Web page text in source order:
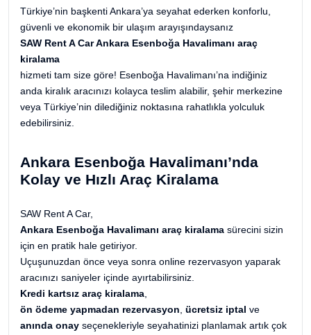
Türkiye’nin başkenti Ankara’ya seyahat ederken konforlu,
güvenli ve ekonomik bir ulaşım arayışındaysanız
SAW Rent A Car Ankara Esenboğa Havalimanı araç
kiralama
hizmeti tam size göre! Esenboğa Havalimanı’na indiğiniz
anda kiralık aracınızı kolayca teslim alabilir, şehir merkezine
veya Türkiye’nin dilediğiniz noktasına rahatlıkla yolculuk
edebilirsiniz.
Ankara Esenboğa Havalimanı’nda
Kolay ve Hızlı Araç Kiralama
SAW Rent A Car,
Ankara Esenboğa Havalimanı araç kiralama sürecini sizin
için en pratik hale getiriyor.
Uçuşunuzdan önce veya sonra online rezervasyon yaparak
aracınızı saniyeler içinde ayırtabilirsiniz.
Kredi kartsız araç kiralama,
ön ödeme yapmadan rezervasyon, ücretsiz iptal ve
anında onay seçenekleriyle seyahatinizi planlamak artık çok